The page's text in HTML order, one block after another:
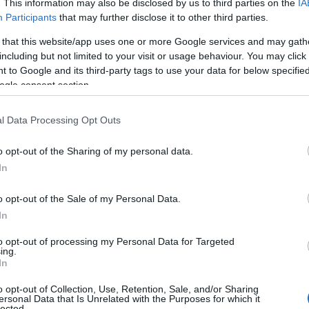
This information may also be disclosed by us to third parties on the
Participants that may further disclose it to other third parties.
that this website/app uses one or more Google services and may
but not limited to your visit or usage behaviour. You may
to Google and its third-party tags to use your data for below
consent section.
Data Processing Opt Outs
opt-out of the Sharing of my personal data.
opt-out of the Sale of my Personal Data.
opt-out of processing my Personal Data for Targeted
opt-out of Collection, Use, Retention, Sale, and/or Sharing
Data that Is Unrelated with the Purposes for which it
Χωνάκι ή κυπελλάκι; Σε αυτά τα 5
παγωτατζίδικα της Αθήνας η απάντηση
είναι…και τα δύο!
βλέπεις σε κάθε παραλία φέτος!
Πώς να ξεφλουδίζεις εύκολα το σκόρδο –
Το kitchen trick που κάθε foodie πρέπει
Τηλεοπτικά «Μαγειρέματα», Ψηφιακοί